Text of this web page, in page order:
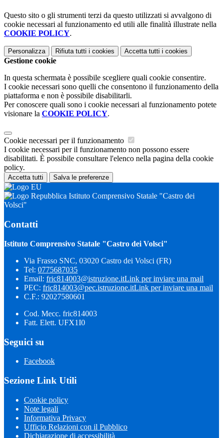
Questo sito o gli strumenti terzi da questo utilizzati si avvalgono di
cookie necessari al funzionamento ed utili alle finalità illustrate nella
COOKIE POLICY.
Personalizza Rifiuta tutti i cookies Accetta tutti i cookies
Gestione cookie
In questa schermata è possibile scegliere quali cookie consentire.
I cookie necessari sono quelli che consentono il funzionamento della
piattaforma e non è possibile disabilitarli.
Per conoscere quali sono i cookie necessari al funzionamento potete
visionare la COOKIE POLICY.
Cookie necessari per il funzionamento
I cookie necessari per il funzionamento non possono essere
disabilitati. È possibile consultare l'elenco nella pagina della cookie
policy.
Accetta tutti Salva le preferenze
Istituto Comprensivo Statale "Castro dei
Volsci"
Contatti
Istituto Comprensivo Statale "Castro dei Volsci"
Via Frasso SNC, 03020 Castro dei Volsci (FR)
Tel: 0775687035
Email: fric814003@istruzione.itLink per inviare una mail
PEC: fric814003@pec.istruzione.itLink per inviare una mail
C.F.: 92027580601
Cod. Mecc. fric814003
Fatt. Elett. UFX1I0
Seguici su
Facebook
Sezione Link Utili
Cookie policy
Note legali
Informativa Privacy
Ufficio Relazioni con il Pubblico
Dichiarazione di accessibilità